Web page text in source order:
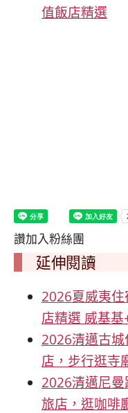
值飯店精選
讚加入粉絲團
延伸閱讀
2026夏威夷
店精選 威基
2026清邁古
店，步行逛寺
2026清邁尼
旅店，逛咖啡